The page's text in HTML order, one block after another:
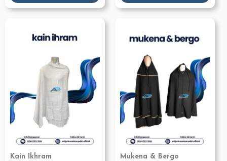
Kain Ikhram Mukena & Bergo